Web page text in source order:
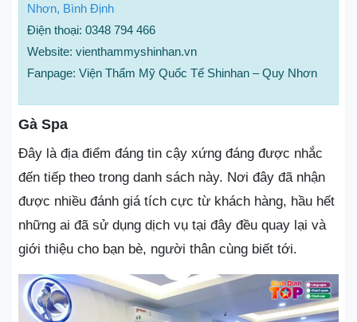
Nhơn, Bình Định
Điện thoại: 0348 794 466
Website: vienthammyshinhan.vn
Fanpage: Viện Thẩm Mỹ Quốc Tế Shinhan – Quy Nhơn
Gà Spa
Đây là địa điểm đáng tin cậy xứng đáng được nhắc
đến tiếp theo trong danh sách này. Nơi đây đã nhận
được nhiều đánh giá tích cực từ khách hàng, hầu hết
những ai đã sử dụng dịch vụ tại đây đều quay lại và
giới thiệu cho bạn bè, người thân cùng biết tới.